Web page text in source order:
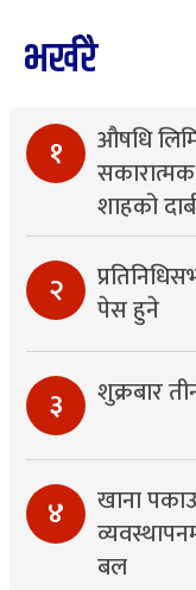
भर्खरै
१
औषधि
सकारात्मक
शाहको
२
पेस हुने
३ शुक्रबार
४
खाना
बल